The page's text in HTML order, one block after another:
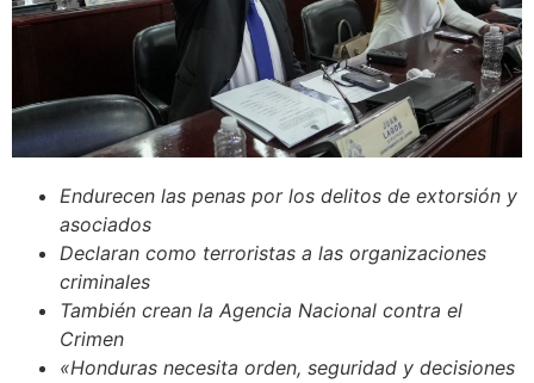
Endurecen las penas por los delitos de extorsión y
asociados
Declaran como terroristas a las organizaciones
criminales
También crean la Agencia Nacional contra el
Crimen
«Honduras necesita orden, seguridad y decisiones